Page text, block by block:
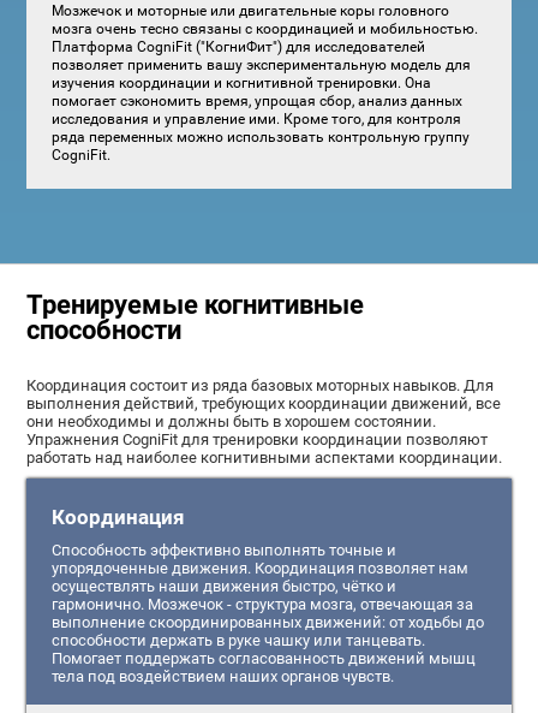
Мозжечок и моторные или двигательные коры головного
мозга очень тесно связаны с координацией и мобильностью.
Платформа CogniFit ("КогниФит") для исследователей
позволяет применить вашу экспериментальную модель для
изучения координации и когнитивной тренировки. Она
помогает сэкономить время, упрощая сбор, анализ данных
исследования и управление ими. Кроме того, для контроля
ряда переменных можно использовать контрольную группу
CogniFit.
Тренируемые когнитивные
способности
Координация состоит из ряда базовых моторных навыков. Для
выполнения действий, требующих координации движений, все
они необходимы и должны быть в хорошем состоянии.
Упражнения CogniFit для тренировки координации позволяют
работать над наиболее когнитивными аспектами координации.
Координация
Способность эффективно выполнять точные и
упорядоченные движения. Координация позволяет нам
осуществлять наши движения быстро, чётко и
гармонично. Мозжечок - структура мозга, отвечающая за
выполнение скоординированных движений: от ходьбы до
способности держать в руке чашку или танцевать.
Помогает поддержать согласованность движений мышц
тела под воздействием наших органов чувств.